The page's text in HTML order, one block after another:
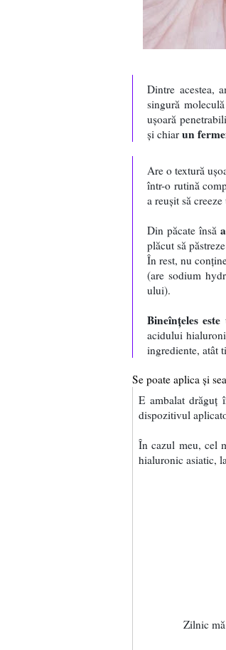
Dintre acestea,
singură
ușoară
și chiar un
Are o textură
într-o rutină
a reușit să
Din păcate însă
plăcut să
În rest, nu
(are sodium
ului).
Bineînțeles
acidului
ingrediente, atât
Se poate aplica și
E ambalat drăguț
dispozitivul
În cazul meu, cel
hialuronic asiatic,
Zilnic